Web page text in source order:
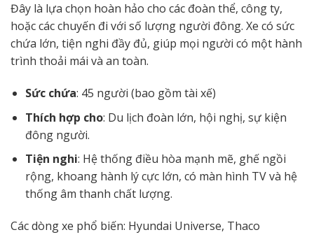
Đây là lựa chọn hoàn hảo cho các đoàn thể, công ty,
hoặc các chuyến đi với số lượng người đông. Xe có sức
chứa lớn, tiện nghi đầy đủ, giúp mọi người có một hành
trình thoải mái và an toàn.
Sức chứa: 45 người (bao gồm tài xế)
Thích hợp cho: Du lịch đoàn lớn, hội nghị, sự kiện
đông người.
Tiện nghi: Hệ thống điều hòa mạnh mẽ, ghế ngồi
rộng, khoang hành lý cực lớn, có màn hình TV và hệ
thống âm thanh chất lượng.
Các dòng xe phổ biến: Hyundai Universe, Thaco